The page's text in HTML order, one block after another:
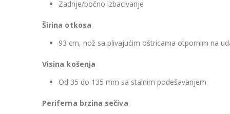
Zadnje/bočno izbacivanje
Širina otkosa
93 cm, nož sa plivajućim oštricama otpornim na
Visina košenja
Od 35 do 135 mm sa stalnim podešavanjem
Periferna brzina sečiva